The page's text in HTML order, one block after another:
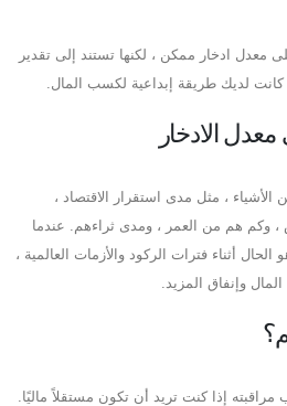
معدل ادخار ممكن ، لكنها تستند إلى تقدير
لديك طريقة إبداعية لكسب المال.
الادخار
الأشياء ، مثل مدى استقرار الاقتصاد ،
، وكم هم من العمر ، ومدى ثراءهم. عندما
أثناء فترات الركود والأزمات العالمية ،
وإنفاق المزيد.
إذا كنت تريد أن تكون مستقلاً ماليًا.